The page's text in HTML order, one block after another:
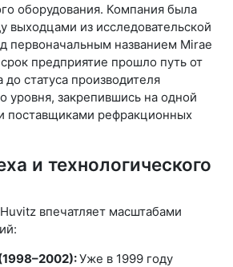
оборудования. Компания была
выходцами из исследовательской
первоначальным названием Mirae
предприятие прошло путь от
статуса производителя
уровня, закрепившись на одной
поставщиками рефракционных
и технологического
впечатляет масштабами
Уже в 1999 году